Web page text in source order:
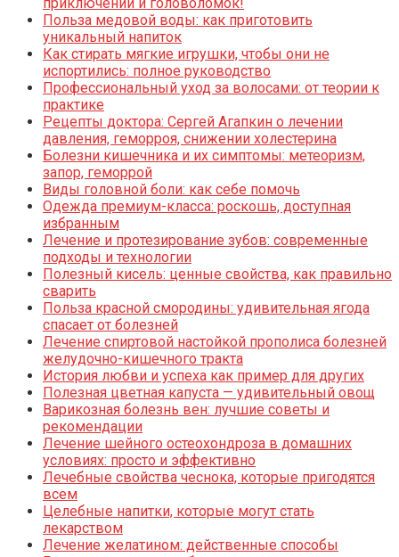
Польза медовой воды: как приготовить
уникальный напиток
Как стирать мягкие игрушки, чтобы они не
испортились: полное руководство
Профессиональный уход за волосами: от теории к
практике
Рецепты доктора: Сергей Агапкин о лечении
давления, геморроя, снижении холестерина
Болезни кишечника и их симптомы: метеоризм,
запор, геморрой
Виды головной боли: как себе помочь
Одежда премиум-класса: роскошь, доступная
избранным
Лечение и протезирование зубов: современные
подходы и технологии
Полезный кисель: ценные свойства, как правильно
сварить
Польза красной смородины: удивительная ягода
спасает от болезней
Лечение спиртовой настойкой прополиса болезней
желудочно-кишечного тракта
История любви и успеха как пример для других
Полезная цветная капуста — удивительный овощ
Варикозная болезнь вен: лучшие советы и
рекомендации
Лечение шейного остеохондроза в домашних
условиях: просто и эффективно
Лечебные свойства чеснока, которые пригодятся
всем
Целебные напитки, которые могут стать
лекарством
Лечение желатином: действенные способы